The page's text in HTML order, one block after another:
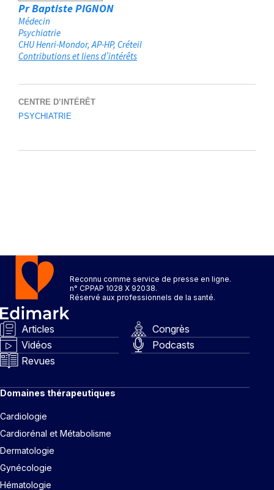
Pr Baptiste PIGNON
Médecin
Psychiatrie
CHU Henri-Mondor, AP-HP Créteil
Contributions et liens d’intérêts
CENTRE D’INTÉRÊT
PSYCHIATRIE
Reconnu comme service de presse en ligne.
n° CPPAP 1028 X 92038.
Réservé aux professionnels de la santé.
Articles
Congrès
Vidéos
Podcasts
Revues
Domaines thérapeutiques
Cardiologie
Cardiorénal et Métabolisme
Dermatologie
Gynécologie
Hématologie